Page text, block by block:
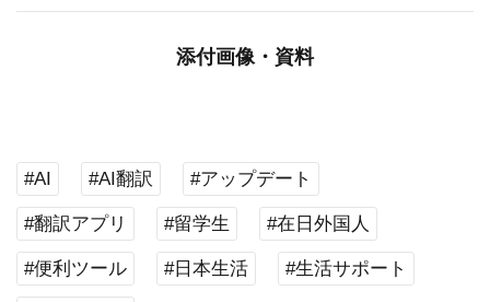
添付画像・資料
#AI #AI翻訳 #アップデート
#翻訳アプリ #留学生 #在日外国人
#便利ツール #日本生活 #生活サポート